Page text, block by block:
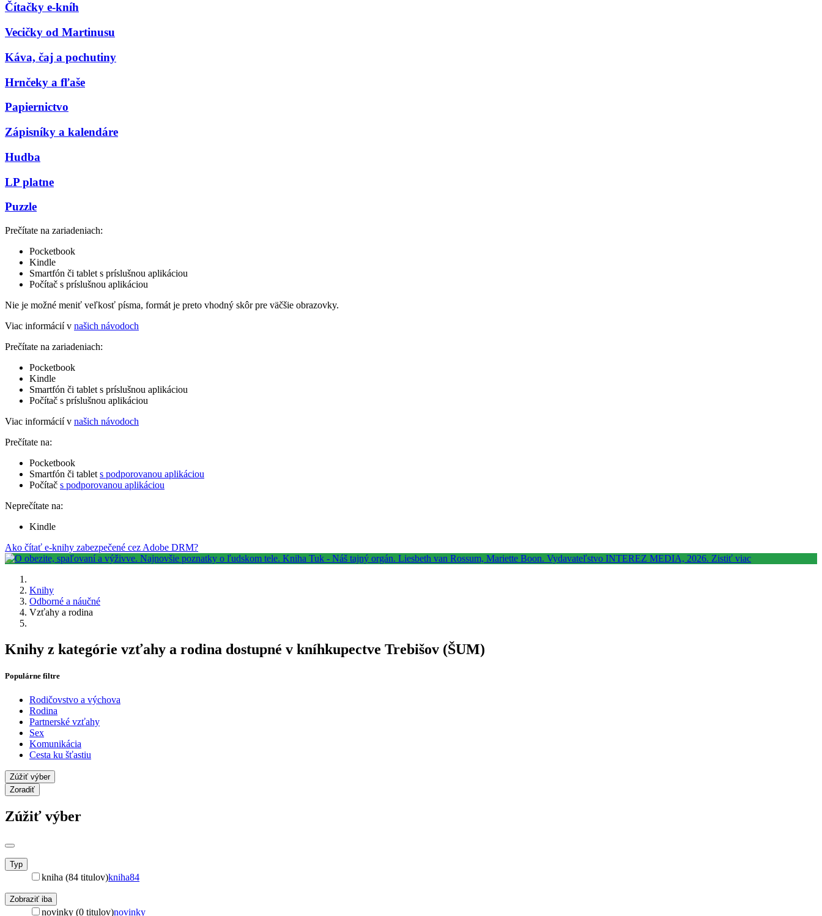
Čítačky e-kníh
Vecičky od Martinusu
Káva, čaj a pochutiny
Hrnčeky a fľaše
Papiernictvo
Zápisníky a kalendáre
Hudba
LP platne
Puzzle
Prečítate na zariadeniach:
Pocketbook
Kindle
Smartfón či tablet s príslušnou aplikáciou
Počítač s príslušnou aplikáciou
Nie je možné meniť veľkosť písma, formát je preto vhodný skôr pre väčšie obrazovky.
Viac informácií v našich návodoch
Prečítate na zariadeniach:
Pocketbook
Kindle
Smartfón či tablet s príslušnou aplikáciou
Počítač s príslušnou aplikáciou
Viac informácií v našich návodoch
Prečítate na:
Pocketbook
Smartfón či tablet s podporovanou aplikáciou
Počítač s podporovanou aplikáciou
Neprečítate na:
Kindle
Ako čítať e-knihy zabezpečené cez Adobe DRM?
Knihy
Odborné a náučné
Vzťahy a rodina
Knihy z kategórie vzťahy a rodina dostupné v kníhkupectve Trebišov (ŠUM)
Populárne filtre
Rodičovstvo a výchova
Rodina
Partnerské vzťahy
Sex
Komunikácia
Cesta ku šťastiu
Zúžiť výber
Zoradiť
Zúžiť výber
Typ
kniha (84 titulov)kniha84
Zobraziť iba
novinky (0 titulov)novinky